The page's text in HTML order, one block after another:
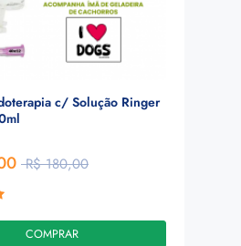
c/ Solução Ringer
R$ 180,00
COMPRAR